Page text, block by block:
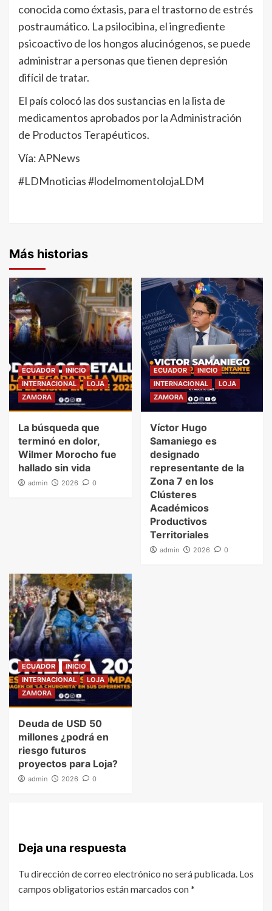
conocida como éxtasis, para el trastorno de estrés
postraumático. La psilocibina, el ingrediente
psicoactivo de los hongos alucinógenos, se puede
administrar a personas que tienen depresión
difícil de tratar.
El país colocó las dos sustancias en la lista de
medicamentos aprobados por la Administración
de Productos Terapéuticos.
Vía: APNews
#LDMnoticias #lodelmomentolojaLDM
Más historias
ECUADOR
INICIO
INTERNACIONAL
LOJA
ZAMORA
La búsqueda que
terminó en dolor,
Wilmer Morocho fue
hallado sin vida
admin 2026 0
ECUADOR
INICIO
INTERNACIONAL
LOJA
ZAMORA
Víctor Hugo
Samaniego es
designado
representante de la
Zona 7 en los
Clústeres
Académicos
Productivos
Territoriales
admin 2026 0
ECUADOR
INICIO
INTERNACIONAL
LOJA
ZAMORA
Deuda de USD 50
millones ¿podrá en
riesgo futuros
proyectos para Loja?
admin 2026 0
Deja una respuesta
Tu dirección de correo electrónico no será publicada. Los
campos obligatorios están marcados con*